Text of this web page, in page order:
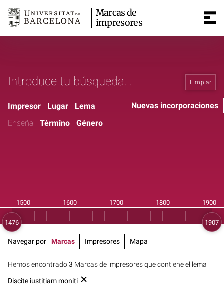
Marcas de
impresores
Limpiar
Nuevas incorporaciones
Impresor Lugar
Lema
Enseña
Término Género
Hemos encontrado3 Marcas de impresores que contiene el lema
Discite iustitiam moniti
Navegar por Marcas Impresores Mapa